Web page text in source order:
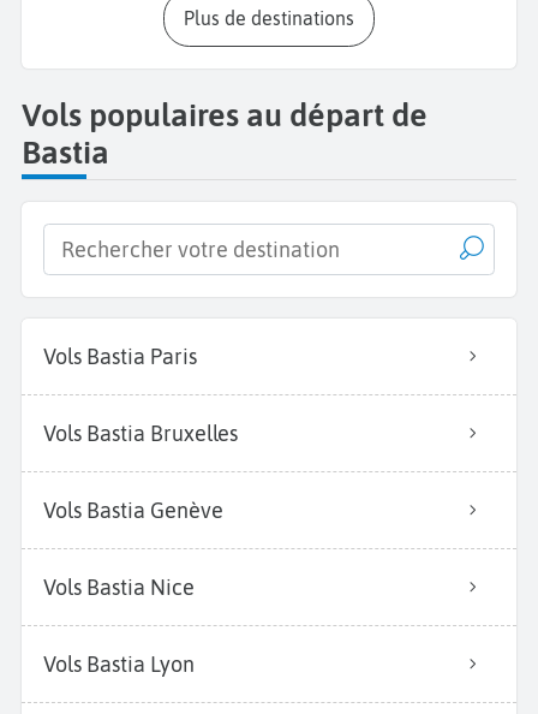
Plus de destinations
Vols populaires au départ de
Bastia
Vols Bastia Paris
Vols Bastia Bruxelles
Vols Bastia Genève
Vols Bastia Nice
Vols Bastia Lyon